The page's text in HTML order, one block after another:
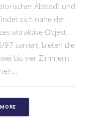
Altstadt und
sich nahe der
attraktive Objekt.
saniert, bieten die
bis vier Zimmern